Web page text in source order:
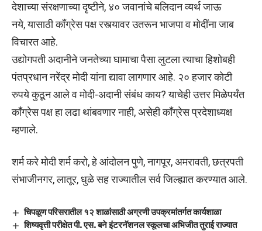
देशाच्या संरक्षणाच्या दृष्टीने, ४० जवानांचे बलिदान व्यर्थ जाऊ
नये,यासाठी काँग्रेस पक्ष रस्त्यावर उतरून भाजपा व मोदींना जाब
विचारत आहे.
उद्योगपती अदानीने जनतेच्या घामाचा पैसा लुटला त्याचा हिशोबही
पंतप्रधान नरेंद्र मोदी यांना द्यावा लागणार आहे. २० हजार कोटी
रुपये कुठून आले व मोदी-अदानी संबंध काय?याचेही उत्तर मिळेपर्यंत
काँग्रेस पक्ष हा लढा थांबवणार नाही,असेही काँग्रेस प्रदेशाध्यक्ष
म्हणाले.
शर्म करे मोदी शर्म करो,हे आंदोलन पुणे,नागपूर,अमरावती,छत्रपती
संभाजीनगर,लातूर,धुळे सह राज्यातील सर्व जिल्ह्यात करण्यात आले.
चिपळूण परिसरातील १२ शाळांसाठी अग्रणी उपक्रमांतर्गत कार्यशाळा
शिष्यवृत्ती परीक्षेत पी. एस. बने इंटरनॅशनल स्कूलचा अभिजीत तुराई राज्यात